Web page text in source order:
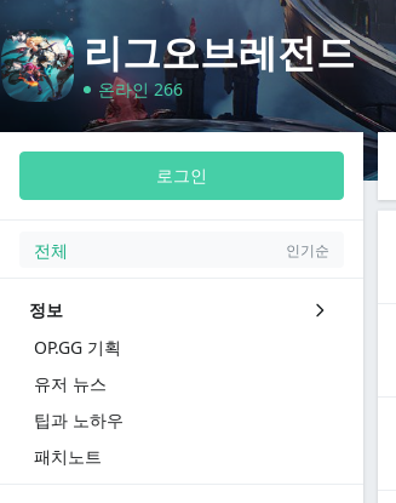
리그오브레전드
온라인 266
로그인
전체 인기순
정보
OP.GG 기획
유저 뉴스
팁과 노하우
패치노트